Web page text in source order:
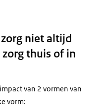
niet altijd
thuis of in
van 2 vormen van
vorm: